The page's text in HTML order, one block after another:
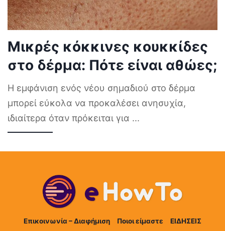
Μικρές κόκκινες κουκκίδες
στο δέρμα: Πότε είναι αθώες;
Η εμφάνιση ενός νέου σημαδιού στο δέρμα
μπορεί εύκολα να προκαλέσει ανησυχία,
ιδιαίτερα όταν πρόκειται για ...
Επικοινωνία – Διαφήμιση Ποιοι είμαστε
ΕΙΔΗΣΕΙΣ